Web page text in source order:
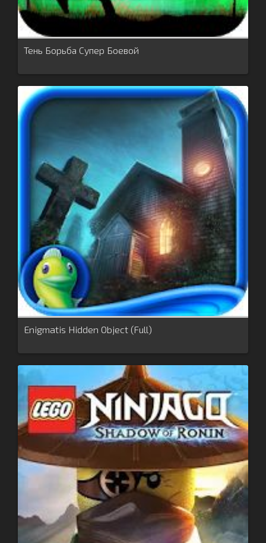
Тень Борьба Супер Боевой
Enigmatis Hidden Object (Full)